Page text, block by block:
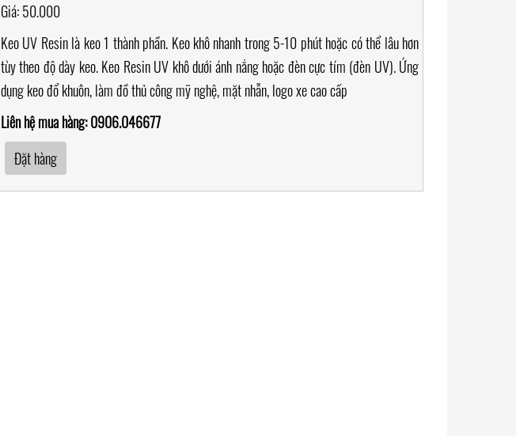
Giá: 50.000
Keo UV Resin là keo 1 thành phần. Keo khô nhanh trong 5-10 phút hoặc có thể lâu hơn
tùy theo độ dày keo. Keo Resin UV khô dưới ánh nắng hoặc đèn cực tím (đèn UV). Ứng
dụng keo đổ khuôn, làm đồ thủ công mỹ nghệ, mặt nhẫn, logo xe cao cấp
Liên hệ mua hàng: 0906.046677
Đặt hàng